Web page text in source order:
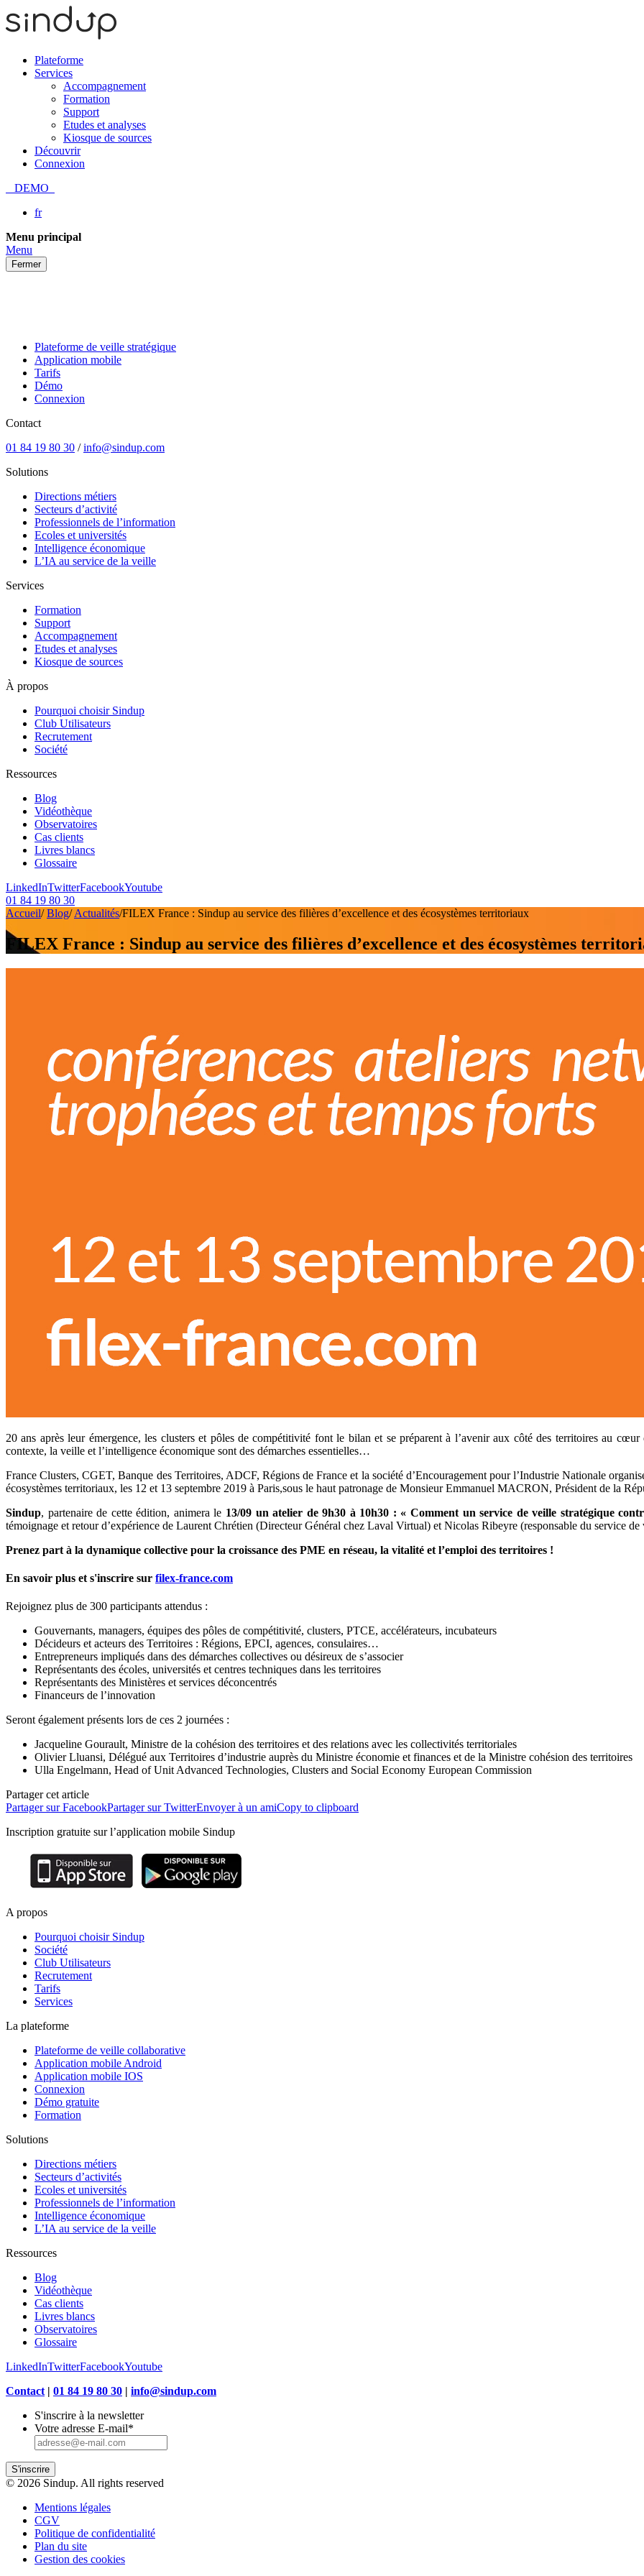
Plateforme
Services
Accompagnement
Formation
Support
Etudes et analyses
Kiosque de sources
Découvrir
Connexion
DEMO
fr
Passer
au
contenu
Menu principal
Menu
Fermer
Plateforme de veille stratégique
Application mobile
Tarifs
Démo
Connexion
Contact
01 84 19 80 30 /info@sindup.com
Solutions
Directions métiers
Secteurs d’activité
Professionnels de l’information
Ecoles et universités
Intelligence économique
L’IA au service de la veille
Services
Formation
Support
Accompagnement
Etudes et analyses
Kiosque de sources
À propos
Pourquoi choisir Sindup
Club Utilisateurs
Recrutement
Société
Ressources
Blog
Vidéothèque
Observatoires
Cas clients
Livres blancs
Glossaire
LinkedInTwitterFacebookYoutube
01 84 19 80 30
Accueil/ Blog/ Actualités/FILEX France : Sindup au service des filières d’excellence et des écosystèmes territoriaux
FILEX France : Sindup au service des filières d’excellence et des écosystèmes
20 ans après leur émergence, les clusters et pôles de compétitivité font le bilan et se préparent à l’avenir aux côté des territoires au
contexte, la veille et l’intelligence économique sont des démarches essentielles…
France Clusters, CGET, Banque des Territoires, ADCF, Régions de France et la société d’Encouragement pour l’Industrie Nationale
écosystèmes territoriaux, les 12 et 13 septembre 2019 à Paris,sous le haut patronage de Monsieur Emmanuel MACRON, Président de la
Sindup, partenaire de cette édition, animera le 13/09 un atelier de 9h30 à 10h30 : « Comment un service de veille stratégique
témoignage et retour d’expérience de Laurent Chrétien (Directeur Général chez Laval Virtual) et Nicolas Ribeyre (responsable du service
Prenez part à la dynamique collective pour la croissance des PME en réseau, la vitalité et l’emploi des territoires !
En savoir plus et s'inscrire sur filex-france.com
Rejoignez plus de 300 participants attendus :
Gouvernants, managers, équipes des pôles de compétitivité, clusters, PTCE, accélérateurs, incubateurs
Décideurs et acteurs des Territoires : Régions, EPCI, agences, consulaires…
Entrepreneurs impliqués dans des démarches collectives ou désireux de s’associer
Représentants des écoles, universités et centres techniques dans les territoires
Représentants des Ministères et services déconcentrés
Financeurs de l’innovation
Seront également présents lors de ces 2 journées :
Jacqueline Gourault, Ministre de la cohésion des territoires et des relations avec les collectivités territoriales
Olivier Lluansi, Délégué aux Territoires d’industrie auprès du Ministre économie et finances et de la Ministre cohésion des territoires
Ulla Engelmann, Head of Unit Advanced Technologies, Clusters and Social Economy European Commission
Partager cet article
Partager sur FacebookPartager sur TwitterEnvoyer à un amiCopy to clipboard
Inscription gratuite sur l’application mobile Sindup
A propos
Pourquoi choisir Sindup
Société
Club Utilisateurs
Recrutement
Tarifs
Services
La plateforme
Plateforme de veille collaborative
Application mobile Android
Application mobile IOS
Connexion
Démo gratuite
Formation
Solutions
Directions métiers
Secteurs d’activités
Ecoles et universités
Professionnels de l’information
Intelligence économique
L’IA au service de la veille
Ressources
Blog
Vidéothèque
Cas clients
Livres blancs
Observatoires
Glossaire
LinkedInTwitterFacebookYoutube
Contact | 01 84 19 80 30 | info@sindup.com
S'inscrire à la newsletter
Votre adresse E-mail*
S'inscrire
© 2026 Sindup. All rights reserved
Mentions légales
CGV
Politique de confidentialité
Plan du site
Gestion des cookies